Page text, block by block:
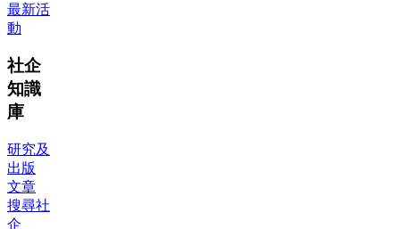
最新活
動
社企
知識
庫
研究及
出版
文章
搜尋社
企